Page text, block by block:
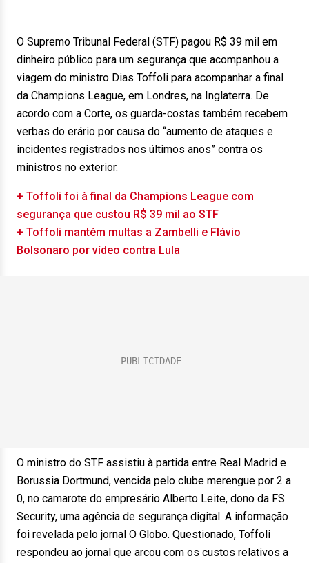
O Supremo Tribunal Federal (STF) pagou R$ 39 mil em
dinheiro público para um segurança que acompanhou a
viagem do ministro Dias Toffoli para acompanhar a final
da Champions League, em Londres, na Inglaterra. De
acordo com a Corte, os guarda-costas também recebem
verbas do erário por causa do “aumento de ataques e
incidentes registrados nos últimos anos” contra os
ministros no exterior.
+ Toffoli foi à final da Champions League com
segurança que custou R$ 39 mil ao STF
+ Toffoli mantém multas a Zambelli e Flávio
Bolsonaro por vídeo contra Lula
O ministro do STF assistiu à partida entre Real Madrid e
Borussia Dortmund, vencida pelo clube merengue por 2 a
0, no camarote do empresário Alberto Leite, dono da FS
Security, uma agência de segurança digital. A informação
foi revelada pelo jornal O Globo. Questionado, Toffoli
respondeu ao jornal que arcou com os custos relativos a